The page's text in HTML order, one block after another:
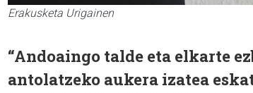
Erakusketa Urigainen
“Andoaingo talde eta elkarte
antolatzeko aukera izatea